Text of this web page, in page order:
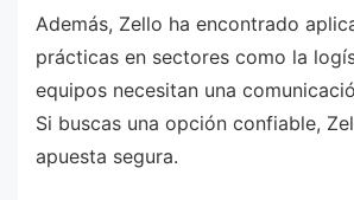
Además, Zello ha encontrado
prácticas en sectores como la
equipos necesitan una
Si buscas una opción confiable,
apuesta segura.